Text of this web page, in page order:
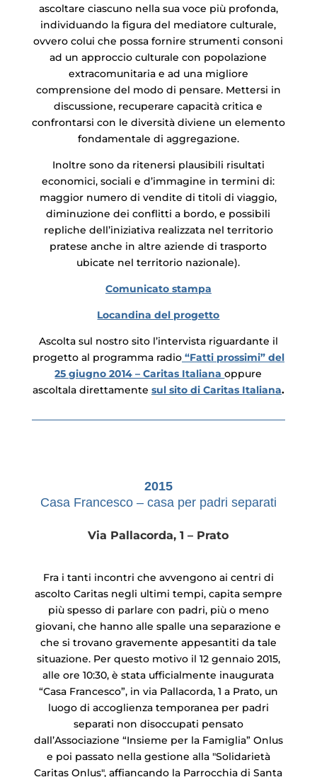
ascoltare ciascuno nella sua voce più profonda,
individuando la figura del mediatore culturale,
ovvero colui che possa fornire strumenti consoni
ad un approccio culturale con popolazione
extracomunitaria e ad una migliore
comprensione del modo di pensare. Mettersi in
discussione, recuperare capacità critica e
confrontarsi con le diversità diviene un elemento
fondamentale di aggregazione.
Inoltre sono da ritenersi plausibili risultati
economici, sociali e d’immagine in termini di:
maggior numero di vendite di titoli di viaggio,
diminuzione dei conflitti a bordo, e possibili
repliche dell’iniziativa realizzata nel territorio
pratese anche in altre aziende di trasporto
ubicate nel territorio nazionale).
Comunicato stampa
Locandina del progetto
Ascolta sul nostro sito l’intervista riguardante il
progetto al programma radio“Fatti prossimi” del
25 giugno 2014 – Caritas Italianaoppure
ascoltala direttamente sul sito di Caritas Italiana.
2015
Casa Francesco – casa per padri separati
Via Pallacorda, 1 – Prato
Fra i tanti incontri che avvengono ai centri di
ascolto Caritas negli ultimi tempi, capita sempre
più spesso di parlare con padri, più o meno
giovani, che hanno alle spalle una separazione e
che si trovano gravemente appesantiti da tale
situazione. Per questo motivo il 12 gennaio 2015,
alle ore 10:30, è stata ufficialmente inaugurata
“Casa Francesco”, in via Pallacorda, 1 a Prato, un
luogo di accoglienza temporanea per padri
separati non disoccupati pensato
dall’Associazione “Insieme per la Famiglia” Onlus
e poi passato nella gestione alla "Solidarietà
Caritas Onlus", affiancando la Parrocchia di Santa